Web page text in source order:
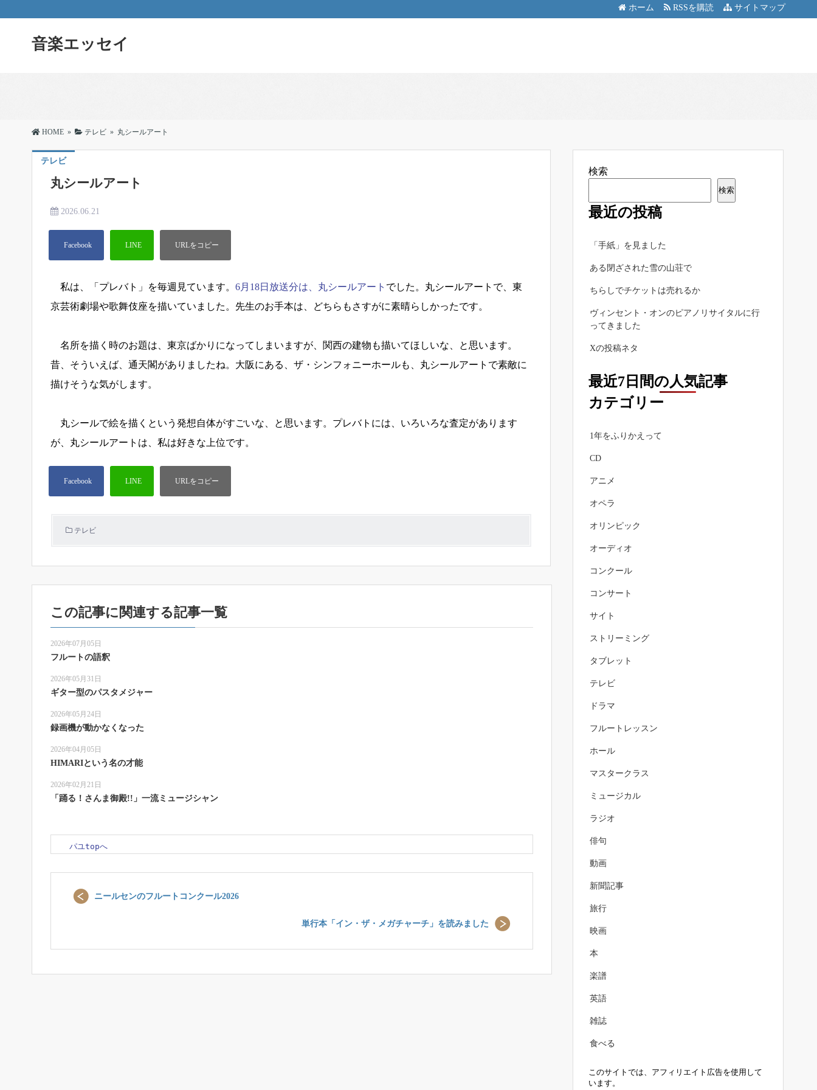
サイトマップ
RSSを購読
ホーム
音楽エッセイ
HOME » テレビ » 丸シールアート
テレビ
丸シールアート
2026.06.21
私は、「プレバト」を毎週見ています。 6月18日放送分は、丸シールアート でした。丸シールアートで、東
京芸術劇場や歌舞伎座を描いていました。先生のお手本は、どちらもさすがに素晴らしかったです。
名所を描く時のお題は、東京ばかりになってしまいますが、関西の建物も描いてほしいな、と思います。
昔、そういえば、通天閣がありましたね。大阪にある、ザ・シンフォニーホールも、丸シールアートで素敵に
描けそうな気がします。
丸シールで絵を描くという発想自体がすごいな、と思います。プレバトには、いろいろな査定があります
が、丸シールアートは、私は好きな上位です。
テレビ
この記事に関連する記事一覧
2026年07月05日
フルートの語釈
2026年05月31日
ギター型のパスタメジャー
2026年05月24日
録画機が動かなくなった
2026年04月05日
HIMARIという名の才能
2026年02月21日
「踊る！さんま御殿!!」一流ミュージシャン
パユtopへ
ニールセンのフルートコンクール2026
単行本「イン・ザ・メガチャーチ」を読みました
検索
検索
最近の投稿
「手紙」を見ました
ある閉ざされた雪の山荘で
ちらしでチケットは売れるか
ヴィンセント・オンのピアノリサイタルに行
ってきました
Xの投稿ネタ
最近7日間の人気記事
カテゴリー
1年をふりかえって
CD
アニメ
オペラ
オリンピック
オーディオ
コンクール
コンサート
サイト
ストリーミング
タブレット
テレビ
ドラマ
フルートレッスン
ホール
マスタークラス
ミュージカル
ラジオ
俳句
動画
新聞記事
旅行
映画
本
楽譜
英語
雑誌
食べる
このサイトでは、アフィリエイト広告を使用して
います。